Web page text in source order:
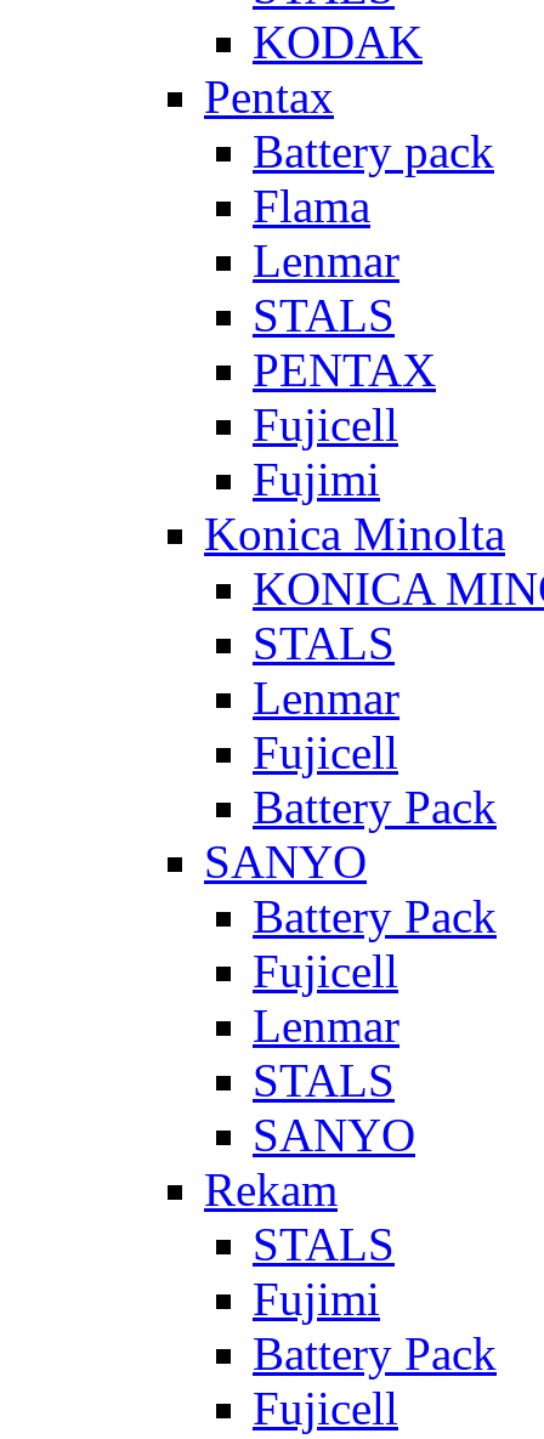
KODAK
Pentax
Battery pack
Flama
Lenmar
STALS
PENTAX
Fujicell
Fujimi
Konica Minolta
KONICA
STALS
Lenmar
Fujicell
Battery Pack
SANYO
Battery Pack
Fujicell
Lenmar
STALS
SANYO
Rekam
STALS
Fujimi
Battery Pack
Fujicell